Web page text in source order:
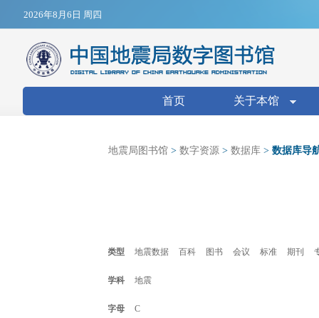
2026年8月6日 周四
搜索表单
首页 关于本馆
地震局图书馆 > 数字资源 > 数据库 > 数据库导
类型 地震数据 百科 图书 会议 标准 期刊
学科 地震
字母 C